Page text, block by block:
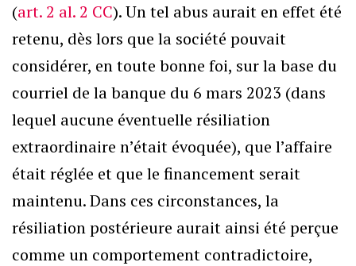
(art. 2 al. 2 CC). Un tel abus aurait en effet été
retenu, dès lors que la société pouvait
considérer, en toute bonne foi, sur la base du
courriel de la banque du 6 mars 2023 (dans
lequel aucune éventuelle résiliation
extraordinaire n’était évoquée), que l’affaire
était réglée et que le financement serait
maintenu. Dans ces circonstances, la
résiliation postérieure aurait ainsi été perçue
comme un comportement contradictoire,